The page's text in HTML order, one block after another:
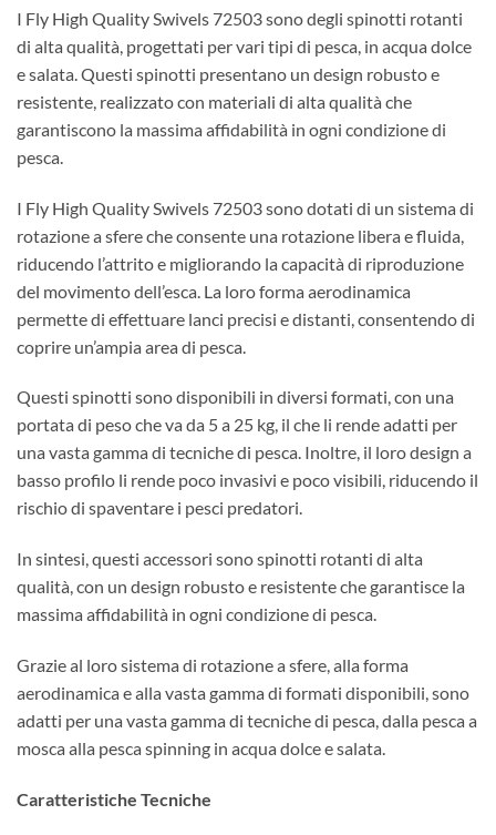
I Fly High Quality Swivels 72503 sono degli spinotti rotanti
di alta qualità, progettati per vari tipi di pesca, in acqua dolce
e salata. Questi spinotti presentano un design robusto e
resistente, realizzato con materiali di alta qualità che
garantiscono la massima affidabilità in ogni condizione di
pesca.
I Fly High Quality Swivels 72503 sono dotati di un sistema di
rotazione a sfere che consente una rotazione libera e fluida,
riducendo l’attrito e migliorando la capacità di riproduzione
del movimento dell’esca. La loro forma aerodinamica
permette di effettuare lanci precisi e distanti, consentendo di
coprire un’ampia area di pesca.
Questi spinotti sono disponibili in diversi formati, con una
portata di peso che va da 5 a 25 kg, il che li rende adatti per
una vasta gamma di tecniche di pesca. Inoltre, il loro design a
basso profilo li rende poco invasivi e poco visibili, riducendo il
rischio di spaventare i pesci predatori.
In sintesi, questi accessori sono spinotti rotanti di alta
qualità, con un design robusto e resistente che garantisce la
massima affidabilità in ogni condizione di pesca.
Grazie al loro sistema di rotazione a sfere, alla forma
aerodinamica e alla vasta gamma di formati disponibili, sono
adatti per una vasta gamma di tecniche di pesca, dalla pesca a
mosca alla pesca spinning in acqua dolce e salata.
Caratteristiche Tecniche